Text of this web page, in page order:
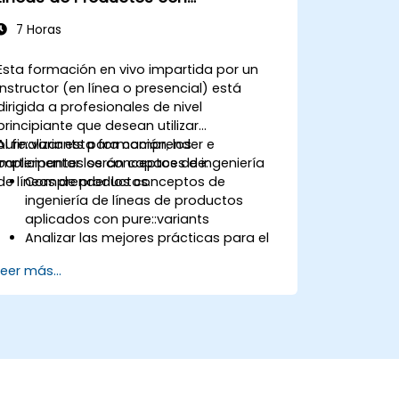
7 Horas
formación en vivo impartida por un
(en línea o presencial) está
a profesionales de nivel
que desean utilizar
para comprender e
los conceptos de ingeniería
líneas de productos.
finalizar esta formación, los
serán capaces de:
Comprender los conceptos de
ingeniería de líneas de productos
aplicados con pure::variants
Analizar las mejores prácticas para el
Implementar un proceso completo de
variabilidad (desde la definición hasta
más...